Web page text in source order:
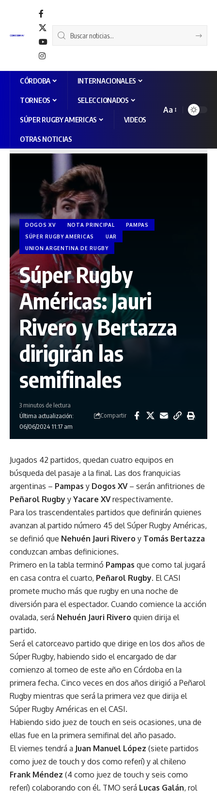
CÓRDOBA INTERNACIONALES
TORNEOS SELECCIONADOS
SÚPER RUGBY AMERICAS VIDEOS
OTRAS NOTICIAS
Aa
DOGOS XV NOTA PRINCIPAL
PAMPAS
SÚPER RUGBY AMERICAS
UAR
UNION ARGENTINA DE RUGBY
Súper Rugby
Américas: Jauri
Rivero y Bertazza
dirigirán las
semifinales
Última actualización:
06/06/2024 11:17 am
3 minutos de lectura
Compartir
Jugados 42 partidos, quedan cuatro equipos en
búsqueda del pasaje a la final. Las dos franquicias
argentinas – Pampas y Dogos XV– serán anfitriones de
Peñarol Rugby y Yacare XVrespectivamente.
Para los trascendentales partidos que definirán quienes
avanzan al partido número 45 del Súper Rugby Américas,
se definió que Nehuén Jauri Rivero y Tomás Bertazza
conduzcan ambas definiciones.
Primero en la tabla terminó Pampas que como tal jugará
en casa contra el cuarto, Peñarol Rugby. El CASI
promete mucho más que rugby en una noche de
diversión para el espectador. Cuando comience la acción
ovalada, será Nehuén Jauri Rivero quien dirija el
partido.
Será el catorceavo partido que dirige en los dos años de
Súper Rugby, habiendo sido el encargado de dar
comienzo al torneo de este año en Córdoba en la
primera fecha. Cinco veces en dos años dirigió a Peñarol
Rugby mientras que será la primera vez que dirija el
Súper Rugby Américas en el CASI.
Habiendo sido juez de touch en seis ocasiones, una de
ellas fue en la primera semifinal del año pasado.
El viernes tendrá a Juan Manuel López (siete partidos
como juez de touch y dos como referí) y al chileno
Frank Méndez (4 como juez de touch y seis como
referí) colaborando con él. TMO será Lucas Galán, rol